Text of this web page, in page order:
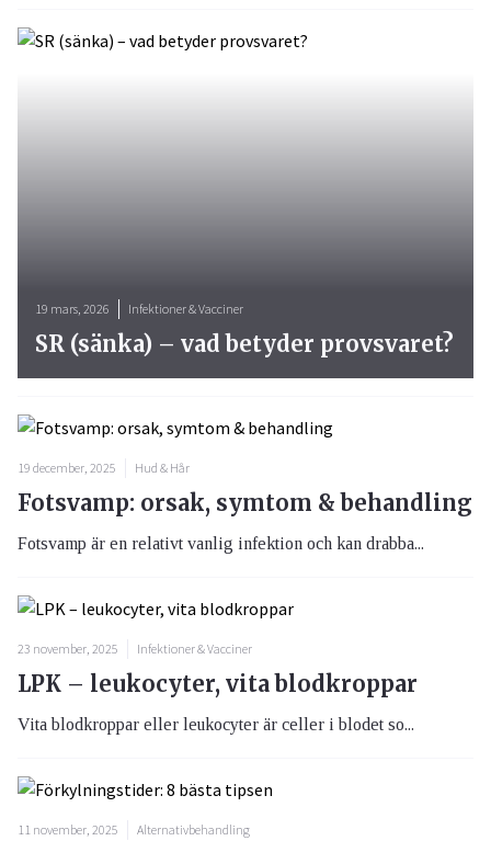
19 mars, 2026 Infektioner & Vacciner
SR (sänka) – vad betyder provsvaret?
19 december, 2025 Hud & Hår
Fotsvamp: orsak, symtom & behandling
Fotsvamp är en relativt vanlig infektion och kan drabba...
23 november, 2025 Infektioner & Vacciner
LPK – leukocyter, vita blodkroppar
Vita blodkroppar eller leukocyter är celler i blodet so...
11 november, 2025 Alternativbehandling